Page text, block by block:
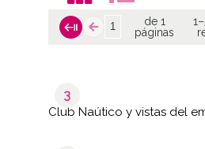
de 1
páginas
3
Club Naútico y vistas del